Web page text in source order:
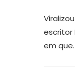
escritor
em